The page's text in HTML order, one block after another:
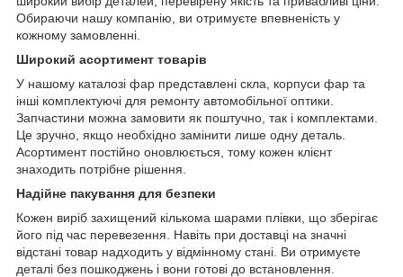
Обираючи нашу компанію, ви отримуєте впевненість у
кожному замовленні.
Широкий асортимент товарів
У нашому каталозі фар представлені скла, корпуси фар та
інші комплектуючі для ремонту автомобільної оптики.
Запчастини можна замовити як поштучно, так і комплектами.
Це зручно, якщо необхідно замінити лише одну деталь.
Асортимент постійно оновлюється, тому кожен клієнт
знаходить потрібне рішення.
Надійне пакування для безпеки
Кожен виріб захищений кількома шарами плівки, що зберігає
його під час перевезення. Навіть при доставці на значні
відстані товар надходить у відмінному стані. Ви отримуєте
деталі без пошкоджень і вони готові до встановлення.